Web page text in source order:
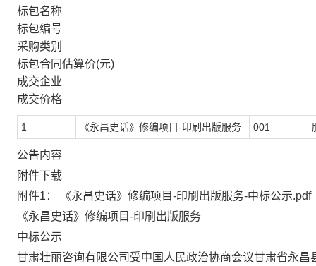
标包名称
标包编号
采购类别
标包合同估算价(元)
成交企业
成交价格
1 《永昌史话》修编项目-印刷出版服务 001
公告内容
附件下载
附件1：
《永昌史话》修编项目-印刷出版服务-中标公示.pdf
《永昌史话》修编项目-印刷出版服务
中标公示
甘肃壮丽咨询有限公司受中国人民政治协商会议甘肃省永